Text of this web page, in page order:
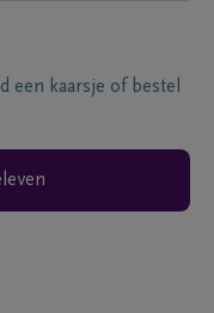
een kaarsje of bestel